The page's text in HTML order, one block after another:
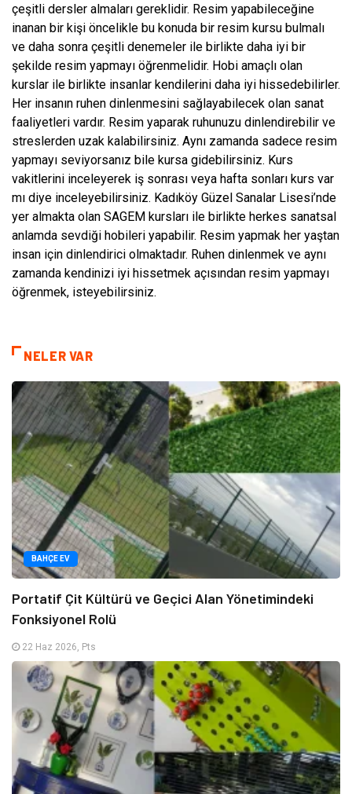
çeşitli dersler almaları gereklidir. Resim yapabileceğine
inanan bir kişi öncelikle bu konuda bir resim kursu bulmalı
ve daha sonra çeşitli denemeler ile birlikte daha iyi bir
şekilde resim yapmayı öğrenmelidir. Hobi amaçlı olan
kurslar ile birlikte insanlar kendilerini daha iyi hissedebilirler.
Her insanın ruhen dinlenmesini sağlayabilecek olan sanat
faaliyetleri vardır. Resim yaparak ruhunuzu dinlendirebilir ve
streslerden uzak kalabilirsiniz. Aynı zamanda sadece resim
yapmayı seviyorsanız bile kursa gidebilirsiniz. Kurs
vakitlerini inceleyerek iş sonrası veya hafta sonları kurs var
mı diye inceleyebilirsiniz. Kadıköy Güzel Sanalar Lisesi’nde
yer almakta olan SAGEM kursları ile birlikte herkes sanatsal
anlamda sevdiği hobileri yapabilir. Resim yapmak her yaştan
insan için dinlendirici olmaktadır. Ruhen dinlenmek ve aynı
zamanda kendinizi iyi hissetmek açısından resim yapmayı
öğrenmek, isteyebilirsiniz.
NELER VAR
BAHÇE EV
Portatif Çit Kültürü ve Geçici Alan Yönetimindeki
Fonksiyonel Rolü
22 Haz 2026, Pts